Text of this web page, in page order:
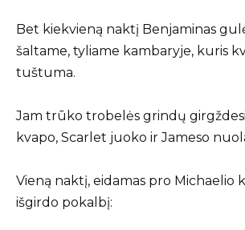
Bet kiekvieną naktį Benjaminas
šaltame, tyliame kambaryje, kuris
tuštuma.
Jam trūko trobelės grindų
kvapo, Scarlet juoko ir Jameso
Vieną naktį, eidamas pro Michaelio
išgirdo pokalbį: